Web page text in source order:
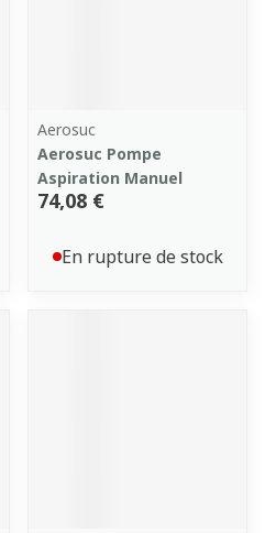
Aerosuc
Aerosuc Pompe
Aspiration Manuel
74,08 €
En rupture de stock